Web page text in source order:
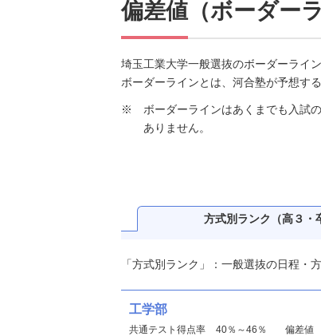
偏差値（ボーダー
埼玉工業大学一般選抜のボーダーライ
ボーダーラインとは、河合塾が予想す
ボーダーラインはあくまでも入試
ありません。
方式別ランク （高３・
「方式別ランク」：一般選抜の日程・
工学部
共通テスト得点率 40％～46％ 偏差値